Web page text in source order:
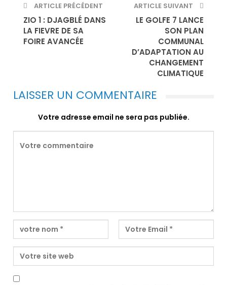
ARTICLE PRÉCÉDENT
ZIO 1 : DJAGBLÉ DANS
LA FIEVRE DE SA
FOIRE AVANCÉE
ARTICLE SUIVANT
LE GOLFE 7 LANCE
SON PLAN
COMMUNAL
D’ADAPTATION AU
CHANGEMENT
CLIMATIQUE
LAISSER UN COMMENTAIRE
Votre adresse email ne sera pas publiée.